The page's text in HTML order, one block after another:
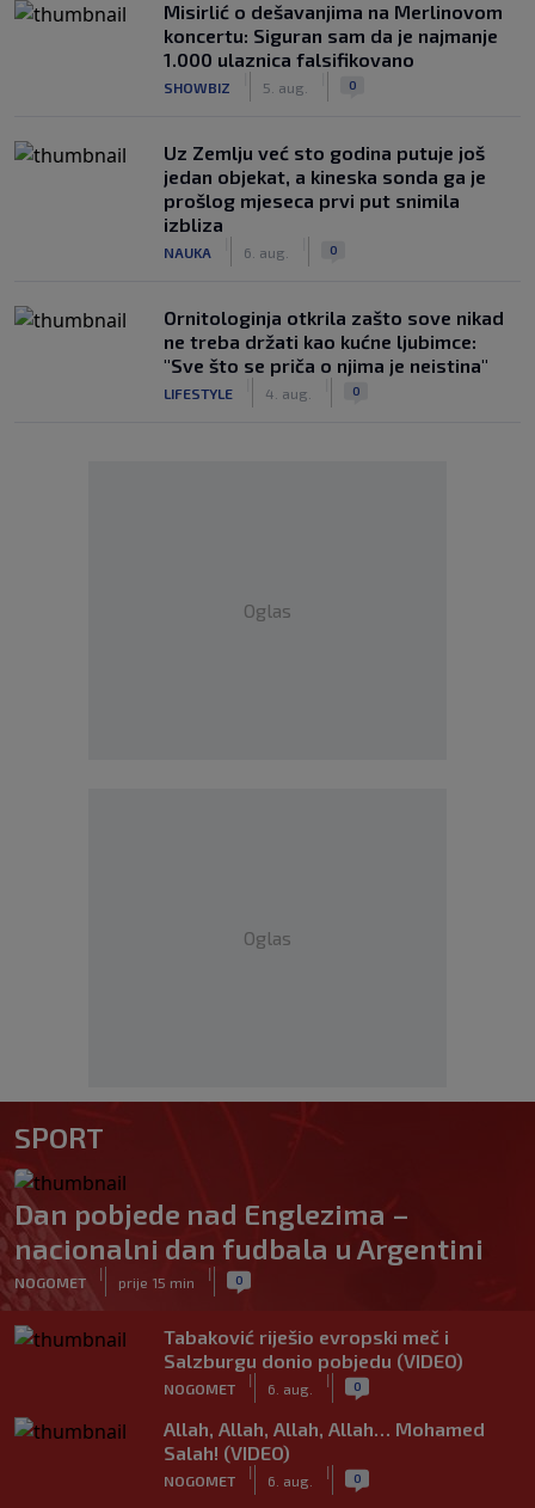
Misirlić o dešavanjima na Merlinovom
koncertu: Siguran sam da je najmanje
1.000 ulaznica falsifikovano
SHOWBIZ 5. aug. 0
Uz Zemlju već sto godina putuje još
jedan objekat, a kineska sonda ga je
prošlog mjeseca prvi put snimila
izbliza
NAUKA 6. aug. 0
Ornitologinja otkrila zašto sove nikad
ne treba držati kao kućne ljubimce:
"Sve što se priča o njima je neistina"
LIFESTYLE 4. aug. 0
Oglas
Oglas
SPORT
Dan pobjede nad Englezima –
nacionalni dan fudbala u Argentini
NOGOMET
|
prije 15 min
| 0
Tabaković riješio evropski meč i
Salzburgu donio pobjedu (VIDEO)
NOGOMET
|
6. aug.
| 0
Allah, Allah, Allah, Allah… Mohamed
Salah! (VIDEO)
NOGOMET
|
6. aug.
| 0